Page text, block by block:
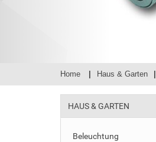
Home Haus & Garten
HAUS & GARTEN
Beleuchtung